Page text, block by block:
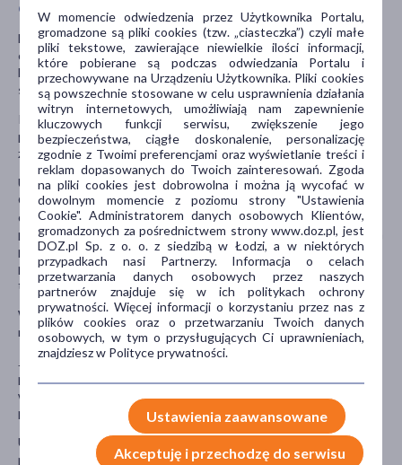
Ostrzeżenia i środki ostrożności
Należy poinformować lekarza jeśli pacjent lub którykolwiek
członek jego rodziny choruje na porfirię lub ma problemy z
krzepliwością krwi (zakrzepu krwi w nogach lub płucach, zwał
serca, udar mózgu).
Przed rozpoczęciem leczenia konieczna jest ocena płodności
pacjentki i jej partnera przez lekarza z doświadczeniem w leczeniu
zaburzeń płodności.
U kobiet stosujących lek zwiększa się ryzyko rozwoju zespołu
OHSS (zespół nadmiernej stymulacji jajników). Wówczas może
dojść do nadmiernego rozwoju pęcherzyków jajnika, z których
powstają duże torbiele. Należy natychmiast poinformować lekarza
prowadzącego, jeśli pacjentka ma bóle dolnej części brzucha,
przybiera szybko na wadze, ma nudności lub wymioty, lub
trudności z oddychaniem.
W przypadku stosowania leku Bemfola występuję zwiększone
ryzyko zajścia w ciążę mnogą.
Jeśli w ciągu dziesięciu dni po zastosowaniu leku Bemfola u
pacjentki wykonywany jest test ciążowy w surowicy lub w moczu,
wynik może być fałszywie dodatni. W razie wątpliwości należy
porozmawiać z lekarzem.
U mężczyzn zwiększone stężenie endogennego FSH wskazuje na
pierwotną niewydolność jąder. U takich pacjentów terapia
W momencie odwiedzenia przez Użytkownika Portalu,
gromadzone są pliki cookies (tzw. „ciasteczka”) czyli małe
pliki tekstowe, zawierające niewielkie ilości informacji,
które pobierane są podczas odwiedzania Portalu i
przechowywane na Urządzeniu Użytkownika. Pliki cookies
są powszechnie stosowane w celu usprawnienia działania
witryn internetowych, umożliwiają nam zapewnienie
kluczowych funkcji serwisu, zwiększenie jego
bezpieczeństwa, ciągłe doskonalenie, personalizację
zgodnie z Twoimi preferencjami oraz wyświetlanie treści i
reklam dopasowanych do Twoich zainteresowań. Zgoda
na pliki cookies jest dobrowolna i można ją wycofać w
dowolnym momencie z poziomu strony "Ustawienia
Cookie". Administratorem danych osobowych Klientów,
gromadzonych za pośrednictwem strony www.doz.pl, jest
DOZ.pl Sp. z o. o. z siedzibą w Łodzi, a w niektórych
przypadkach nasi Partnerzy. Informacja o celach
przetwarzania danych osobowych przez naszych
partnerów znajduje się w ich politykach ochrony
prywatności. Więcej informacji o korzystaniu przez nas z
plików cookies oraz o przetwarzaniu Twoich danych
osobowych, w tym o przysługujących Ci uprawnieniach,
znajdziesz w Polityce prywatności.
Ustawienia zaawansowane
Akceptuję i przechodzę do serwisu